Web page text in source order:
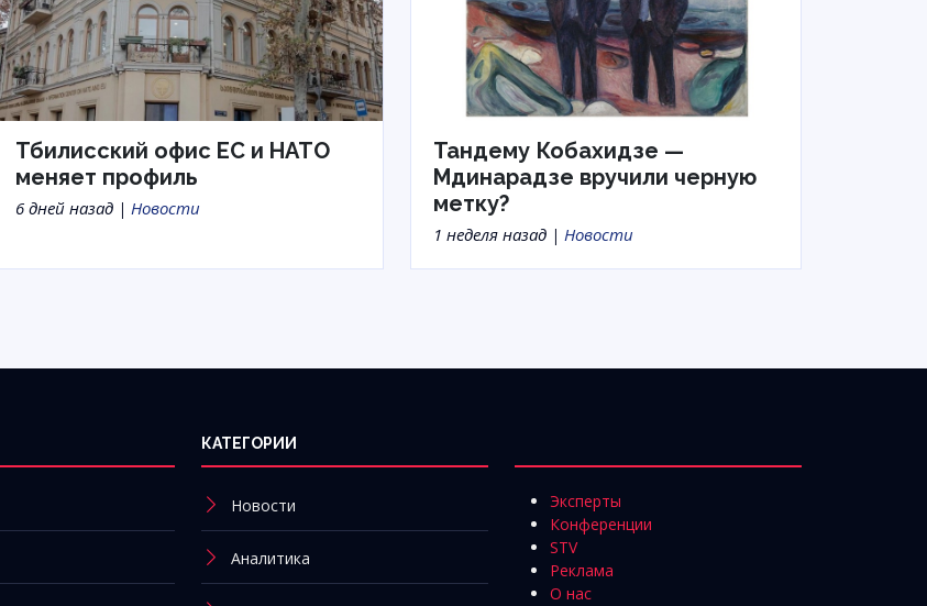
Тбилисский офис ЕС и НАТО
меняет профиль
6 дней назад | Новости
Тандему Кобахидзе —
Мдинарадзе вручили черную
метку?
1 неделя назад | Новости
КАТЕГОРИИ
Новости
Аналитика
Эксперты
Конференции
STV
Реклама
О нас